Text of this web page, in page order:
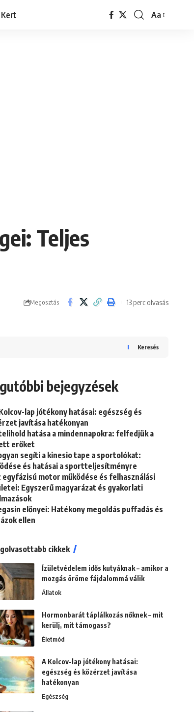
Kert
Font
Aa
Teljes
Megosztás 13 perc olvasás
Keresés
bejegyzések
lap jótékony hatásai: egészség és
javítása hatékonyan
hatása a mindennapokra: felfedjük a
erőket
segíti a kinesio tape a sportolókat:
és hatásai a sportteljesítményre
egyfázisú motor működése és felhasználási
Egyszerű magyarázat és gyakorlati
előnyei: Hatékony megoldás puffadás és
ellen
cikkek
Ízületvédelem idős kutyáknak – amikor a
mozgás öröme fájdalommá válik
Állatok
Hormonbarát táplálkozás nőknek – mit
kerülj, mit támogass?
Életmód
A Kolcov-lap jótékony hatásai:
egészség és közérzet javítása
hatékonyan
Egészség